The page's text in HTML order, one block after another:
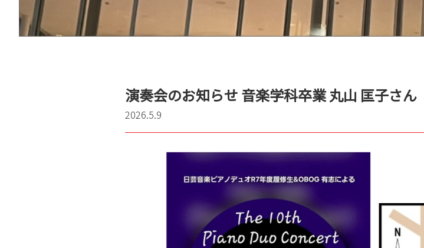
演奏会のお知らせ 音楽学科卒業 丸山 匡子さん
2026.5.9